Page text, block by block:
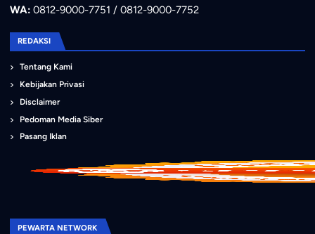
WA:0812-9000-7751 / 0812-9000-7752
REDAKSI
Tentang Kami
Kebijakan Privasi
Disclaimer
Pedoman Media Siber
Pasang Iklan
PEWARTA NETWORK